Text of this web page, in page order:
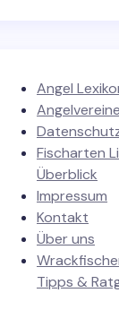
Angel
Angelvereine
Fischarten
Überblick
Impressum
Kontakt
Über uns
Tipps &